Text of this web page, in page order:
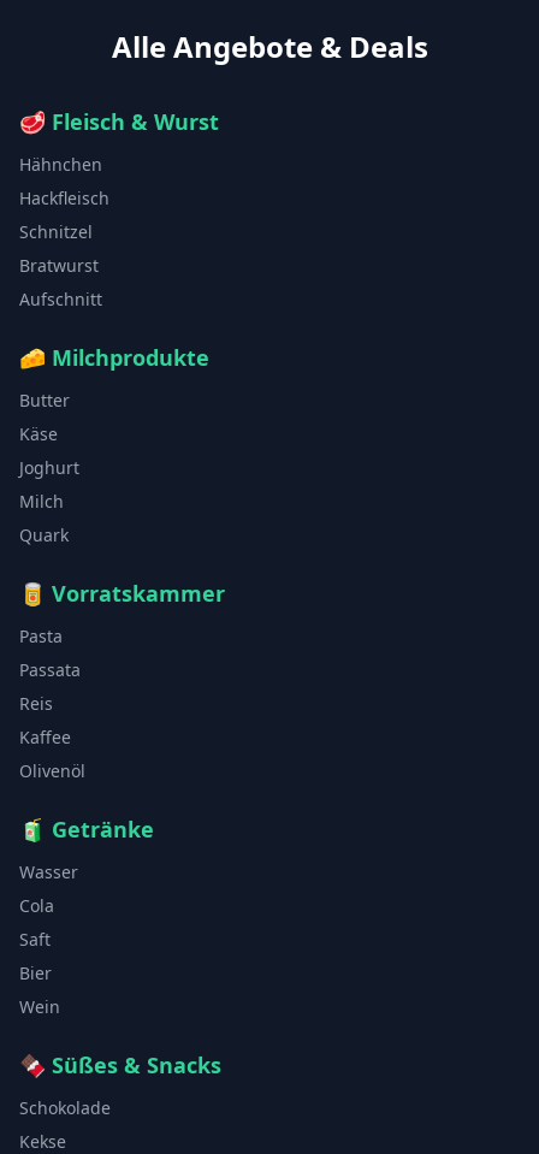
Alle Angebote & Deals
🥩 Fleisch & Wurst
Hähnchen
Hackfleisch
Schnitzel
Bratwurst
Aufschnitt
🧀 Milchprodukte
Butter
Käse
Joghurt
Milch
Quark
🥫 Vorratskammer
Pasta
Passata
Reis
Kaffee
Olivenöl
🧃 Getränke
Wasser
Cola
Saft
Bier
Wein
🍫 Süßes & Snacks
Schokolade
Kekse